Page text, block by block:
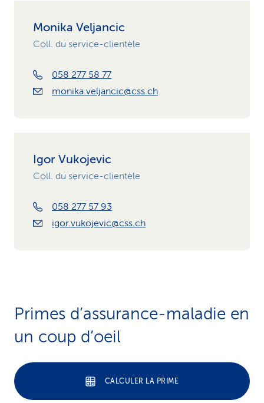
Monika Veljancic
Coll. du service-clientèle
058 277 58 77
monika.veljancic@css.ch
Igor Vukojevic
Coll. du service-clientèle
058 277 57 93
igor.vukojevic@css.ch
Primes d’assurance-maladie en
un coup d’oeil
CALCULER LA PRIME